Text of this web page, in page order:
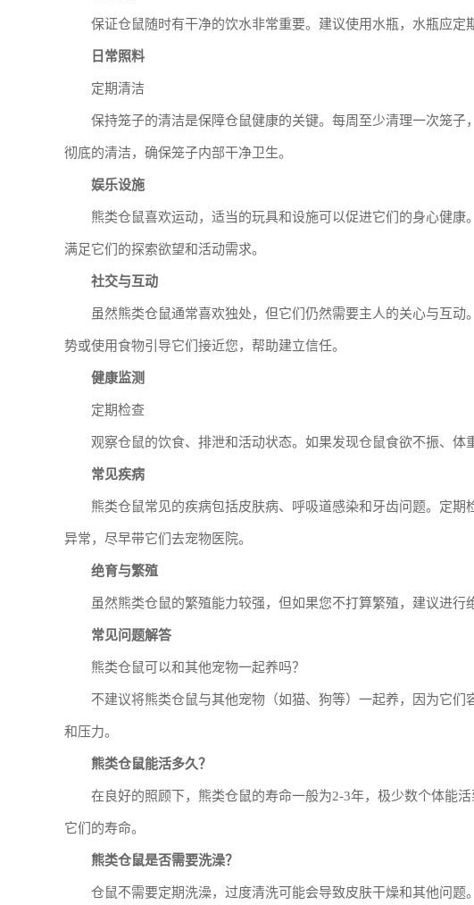
保证仓鼠随时有干净的饮水非常重要。建议使用水瓶，水瓶应定
日常照料
定期清洁
保持笼子的清洁是保障仓鼠健康的关键。每周至少清理一次笼
彻底的清洁，确保笼子内部干净卫生。
娱乐设施
熊类仓鼠喜欢运动，适当的玩具和设施可以促进它们的身心健
满足它们的探索欲望和活动需求。
社交与互动
虽然熊类仓鼠通常喜欢独处，但它们仍然需要主人的关心与互
势或使用食物引导它们接近您，帮助建立信任。
健康监测
定期检查
观察仓鼠的饮食、排泄和活动状态。如果发现仓鼠食欲不振、体
常见疾病
熊类仓鼠常见的疾病包括皮肤病、呼吸道感染和牙齿问题。定
异常，尽早带它们去宠物医院。
绝育与繁殖
虽然熊类仓鼠的繁殖能力较强，但如果您不打算繁殖，建议进行
常见问题解答
熊类仓鼠可以和其他宠物一起养吗？
不建议将熊类仓鼠与其他宠物（如猫、狗等）一起养，因为它
和压力。
熊类仓鼠能活多久？
在良好的照顾下，熊类仓鼠的寿命一般为2-3年，极少数个体能
它们的寿命。
熊类仓鼠是否需要洗澡？
仓鼠不需要定期洗澡，过度清洗可能会导致皮肤干燥和其他问题